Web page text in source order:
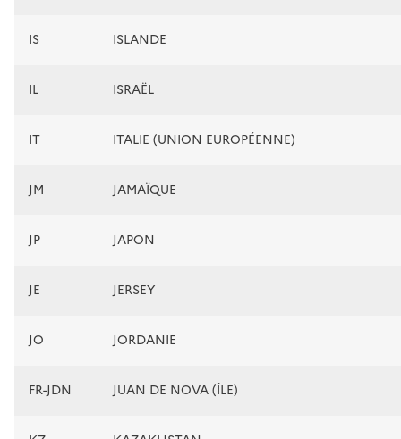
IS ISLANDE
IL ISRAËL
IT ITALIE (UNION EUROPÉENNE)
JM JAMAÏQUE
JP JAPON
JE JERSEY
JO JORDANIE
FR-JDN JUAN DE NOVA (ÎLE)